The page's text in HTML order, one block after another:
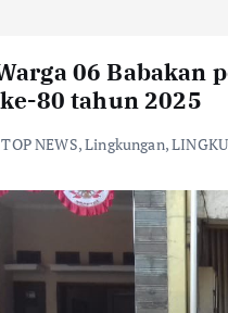
06 Babakan
80 tahun 2025
TOP NEWS,Lingkungan,